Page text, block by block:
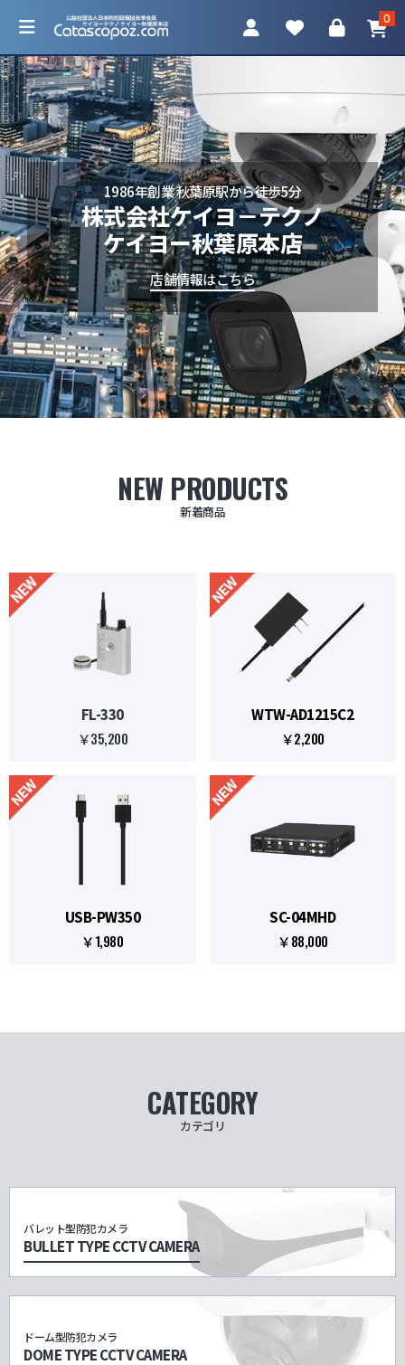
0
1986年創業 秋葉原駅から徒歩5分
株式会社ケイヨ－テクノ
ケイヨー秋葉原本店
店舗情報はこちら
NEW PRODUCTS
新着商品
FL-330
￥35,200
WTW-AD1215C2
￥2,200
USB-PW350
￥1,980
SC-04MHD
￥88,000
CATEGORY
カテゴリ
バレット型防犯カメラ
BULLET TYPE CCTV CAMERA
ドーム型防犯カメラ
DOME TYPE CCTV CAMERA
カテゴリ一覧
防犯カメラ
ネットワークカメラ
レコーダー
アクセサリ
調査機器
カートを見る
お気に入り
ログイン
ホームに戻る